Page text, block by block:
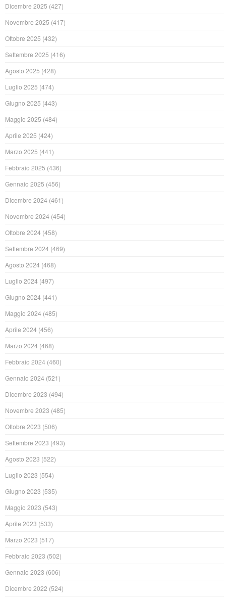
Dicembre 2025 (427)
Novembre 2025 (417)
Ottobre 2025 (432)
Settembre 2025 (416)
Agosto 2025 (428)
Luglio 2025 (474)
Giugno 2025 (443)
Maggio 2025 (484)
Aprile 2025 (424)
Marzo 2025 (441)
Febbraio 2025 (436)
Gennaio 2025 (456)
Dicembre 2024 (461)
Novembre 2024 (454)
Ottobre 2024 (458)
Settembre 2024 (469)
Agosto 2024 (468)
Luglio 2024 (497)
Giugno 2024 (441)
Maggio 2024 (485)
Aprile 2024 (456)
Marzo 2024 (468)
Febbraio 2024 (460)
Gennaio 2024 (521)
Dicembre 2023 (494)
Novembre 2023 (485)
Ottobre 2023 (506)
Settembre 2023 (493)
Agosto 2023 (522)
Luglio 2023 (554)
Giugno 2023 (535)
Maggio 2023 (543)
Aprile 2023 (533)
Marzo 2023 (517)
Febbraio 2023 (502)
Gennaio 2023 (606)
Dicembre 2022 (524)